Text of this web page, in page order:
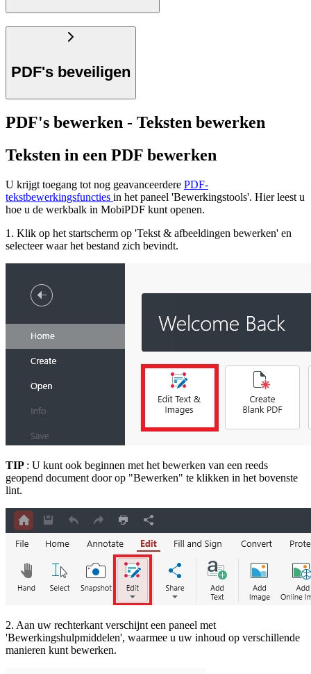
PDF's beveiligen
PDF's bewerken - Teksten bewerken
Teksten in een PDF bewerken
U krijgt toegang tot nog geavanceerdere PDF-
tekstbewerkingsfuncties in het paneel 'Bewerkingstools'. Hier leest u
hoe u de werkbalk in MobiPDF kunt openen.
1. Klik op het startscherm op 'Tekst & afbeeldingen bewerken' en
selecteer waar het bestand zich bevindt.
TIP : U kunt ook beginnen met het bewerken van een reeds
geopend document door op "Bewerken" te klikken in het bovenste
lint.
2. Aan uw rechterkant verschijnt een paneel met
'Bewerkingshulpmiddelen', waarmee u uw inhoud op verschillende
manieren kunt bewerken.